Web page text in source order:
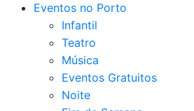
Eventos no Porto
Infantil
Teatro
Música
Eventos Gratuitos
Noite